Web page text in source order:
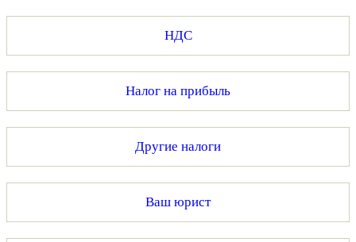
НДС
Налог на прибыль
Другие налоги
Ваш юрист